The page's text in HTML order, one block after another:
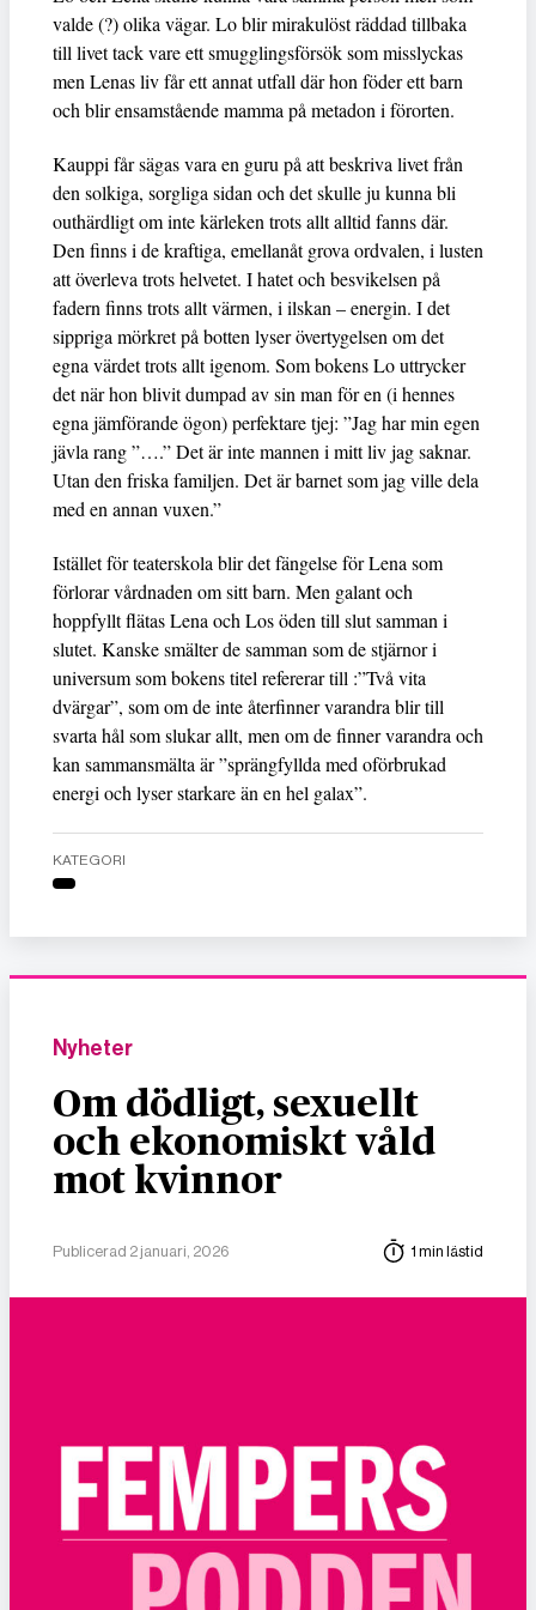
valde (?) olika vägar. Lo blir mirakulöst räddad tillbaka
till livet tack vare ett smugglingsförsök som misslyckas
men Lenas liv får ett annat utfall där hon föder ett barn
och blir ensamstående mamma på metadon i förorten.
Kauppi får sägas vara en guru på att beskriva livet från
den solkiga, sorgliga sidan och det skulle ju kunna bli
outhärdligt om inte kärleken trots allt alltid fanns där.
Den finns i de kraftiga, emellanåt grova ordvalen, i lusten
att överleva trots helvetet. I hatet och besvikelsen på
fadern finns trots allt värmen, i ilskan – energin. I det
sippriga mörkret på botten lyser övertygelsen om det
egna värdet trots allt igenom. Som bokens Lo uttrycker
det när hon blivit dumpad av sin man för en (i hennes
egna jämförande ögon) perfektare tjej: ”Jag har min egen
jävla rang ”….” Det är inte mannen i mitt liv jag saknar.
Utan den friska familjen. Det är barnet som jag ville dela
med en annan vuxen.”
Istället för teaterskola blir det fängelse för Lena som
förlorar vårdnaden om sitt barn. Men galant och
hoppfyllt flätas Lena och Los öden till slut samman i
slutet. Kanske smälter de samman som de stjärnor i
universum som bokens titel refererar till :”Två vita
dvärgar”, som om de inte återfinner varandra blir till
svarta hål som slukar allt, men om de finner varandra och
kan sammansmälta är ”sprängfyllda med oförbrukad
energi och lyser starkare än en hel galax”.
KATEGORI
Nyheter
Om dödligt, sexuellt
och ekonomiskt våld
mot kvinnor
Publicerad 2 januari, 2026 1 min lästid